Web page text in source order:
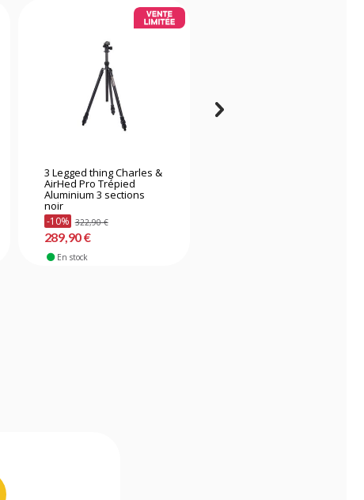
3 Legged thing Charles &
AirHed Pro Trépied
Aluminium 3 sections
noir
-10% 322,90 €
289,90 €
En stock